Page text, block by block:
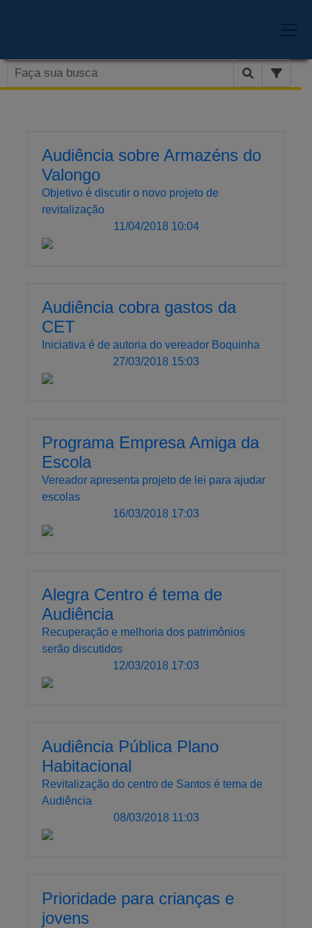
Audiência sobre Armazéns do
Valongo
Objetivo é discutir o novo projeto de
revitalização
11/04/2018 10:04
Audiência cobra gastos da
CET
Iniciativa é de autoria do vereador Boquinha
27/03/2018 15:03
Programa Empresa Amiga da
Escola
Vereador apresenta projeto de lei para ajudar
escolas
16/03/2018 17:03
Alegra Centro é tema de
Audiência
Recuperação e melhoria dos patrimônios
serão discutidos
12/03/2018 17:03
Audiência Pública Plano
Habitacional
Revitalização do centro de Santos é tema de
Audiência
08/03/2018 11:03
Prioridade para crianças e
jovens